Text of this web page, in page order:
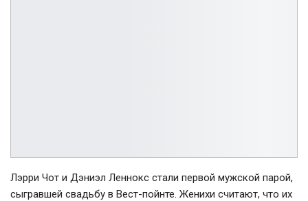
Лэрри Чот и Дэниэл Леннокс стали первой мужской парой,
сыгравшей свадьбу в Вест-пойнте. Женихи считают, что их